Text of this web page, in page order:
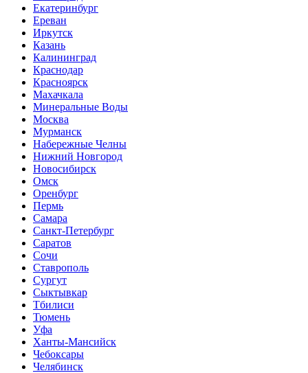
Екатеринбург
Ереван
Иркутск
Казань
Калининград
Краснодар
Красноярск
Махачкала
Минеральные Воды
Москва
Мурманск
Набережные Челны
Нижний Новгород
Новосибирск
Омск
Оренбург
Пермь
Самара
Санкт-Петербург
Саратов
Сочи
Ставрополь
Сургут
Сыктывкар
Тбилиси
Тюмень
Уфа
Ханты-Мансийск
Чебоксары
Челябинск